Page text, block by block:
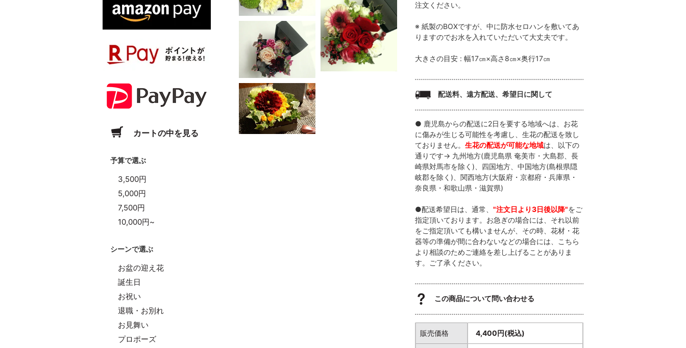
注文ください。
※ 紙製のBOXですが、中に防水セロハンを敷いてあ
りますのでお水を入れていただいて大丈夫です。
大きさの目安 : 幅17㎝×高さ8㎝×奥行17㎝
配送料、遠方配送、希望日に関して
● 鹿児島からの配送に2日を要する地域へは、お花
に傷みが生じる可能性を考慮し、生花の配送を致し
ておりません。 生花の配送が可能な地域は、以下の
通りです→ 九州地方(鹿児島県 奄美市・大島郡、長
崎県対馬市を除く)、四国地方、中国地方(島根県隠
岐郡を除く)、関西地方(大阪府・京都府・兵庫県・
奈良県・和歌山県・滋賀県)
●配送希望日は、通常、 "注文日より3日後以降"をご
指定頂いております。お急ぎの場合には、それ以前
をご指定頂いても構いませんが、その時、花材・花
器等の準備が間に合わないなどの場合には、こちら
より相談のためご連絡を差し上げることがありま
す。ご了承ください。
この商品について問い合わせる
販売価格 4,400円(税込)
カートの中を見る
予算で選ぶ
3,500円
5,000円
7,500円
10,000円~
シーンで選ぶ
お盆の迎え花
誕生日
お祝い
退職・お別れ
お見舞い
プロポーズ